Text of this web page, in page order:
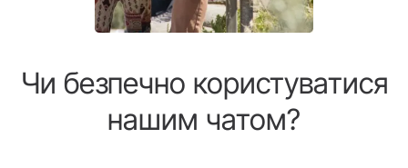
Чи безпечно користуватися
нашим чатом?